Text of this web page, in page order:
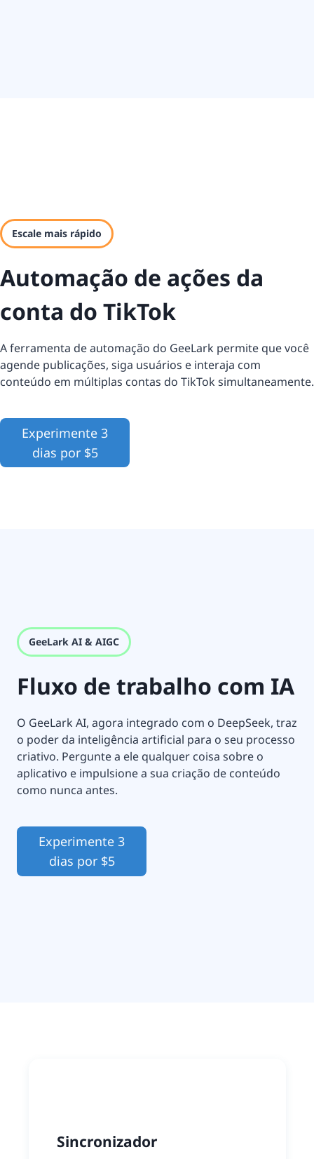
Escale mais rápido
Automação de ações da
conta do TikTok
A ferramenta de automação do GeeLark permite que você
agende publicações, siga usuários e interaja com
conteúdo em múltiplas contas do TikTok simultaneamente.
Experimente 3
dias por $5
GeeLark AI & AIGC
Fluxo de trabalho com IA
O GeeLark AI, agora integrado com o DeepSeek, traz
o poder da inteligência artificial para o seu processo
criativo. Pergunte a ele qualquer coisa sobre o
aplicativo e impulsione a sua criação de conteúdo
como nunca antes.
Experimente 3
dias por $5
Sincronizador